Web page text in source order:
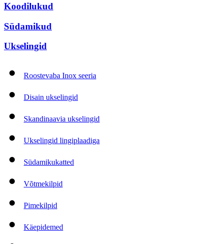
Koodilukud
Südamikud
Ukselingid
Roostevaba Inox seeria
Disain ukselingid
Skandinaavia ukselingid
Ukselingid lingiplaadiga
Südamikukatted
Võtmekilpid
Pimekilpid
Käepidemed